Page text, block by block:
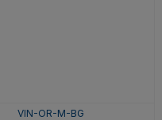
VIN-OR-M-BG